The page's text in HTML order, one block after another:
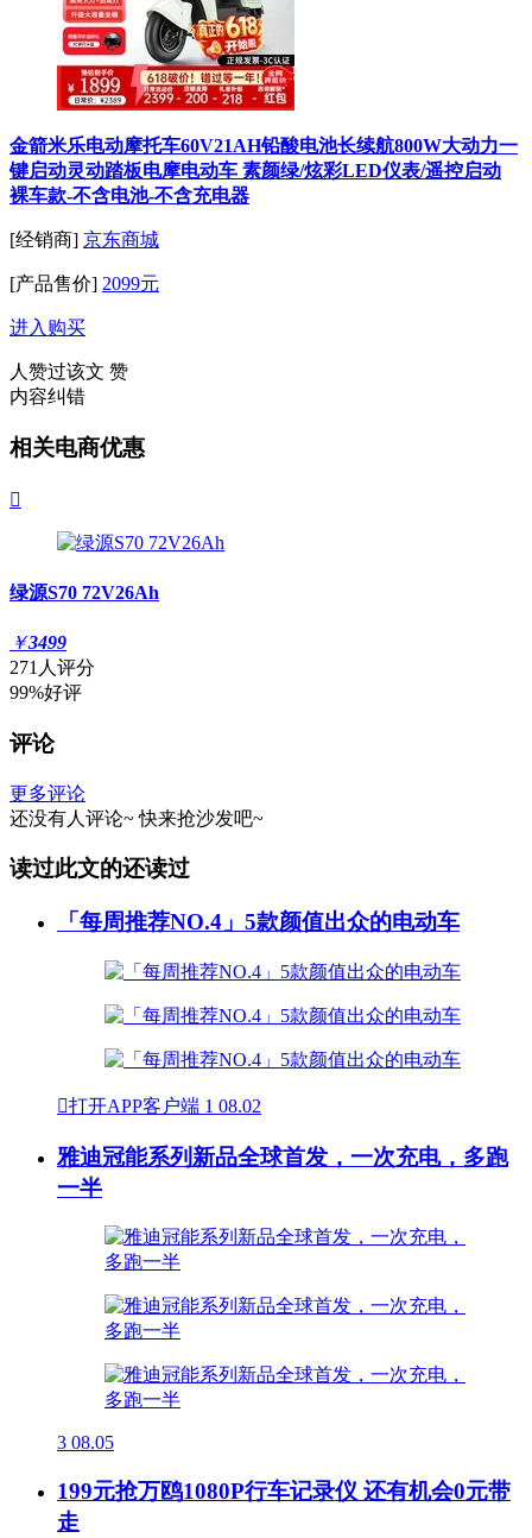
金箭米乐电动摩托车60V21AH铅酸电池长续航800W大动力一
键启动灵动踏板电摩电动车 素颜绿/炫彩LED仪表/遥控启动
裸车款-不含电池-不含充电器
[经销商] 京东商城
[产品售价] 2099元
进入购买
人赞过该文 赞
内容纠错
相关电商优惠

绿源S70 72V26Ah
￥3499
271人评分
99%好评
评论
更多评论
还没有人评论~ 快来抢沙发吧~
读过此文的还读过
「每周推荐NO.4」5款颜值出众的电动车
打开APP客户端 1 08.02
雅迪冠能系列新品全球首发，一次充电，多跑
一半
3 08.05
199元抢万鸥1080P行车记录仪 还有机会0元带
走